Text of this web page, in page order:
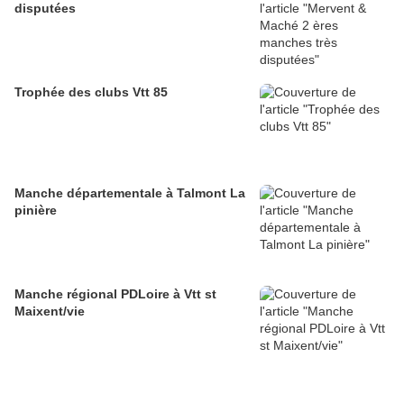
disputées
Trophée des clubs Vtt 85
Manche départementale à Talmont La
pinière
Manche régional PDLoire à Vtt st
Maixent/vie